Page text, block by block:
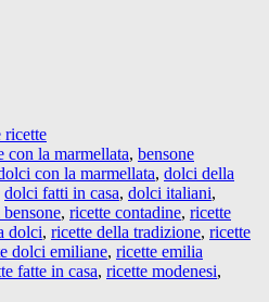
ricette
con la marmellata, bensone
con la marmellata, dolci della
dolci fatti in casa, dolci italiani,
, ricette contadine, ricette
dolci, ricette della tradizione, ricette
dolci emiliane, ricette emilia
fatte in casa, ricette modenesi,